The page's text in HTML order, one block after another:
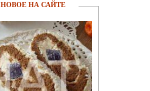
НОВОЕ НА САЙТЕ